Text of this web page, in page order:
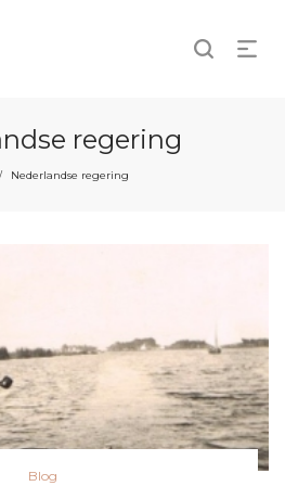
regering
/ Nederlandse regering
Posted
Blog